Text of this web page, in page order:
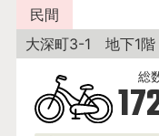
民間
大深町3-1 地下1階